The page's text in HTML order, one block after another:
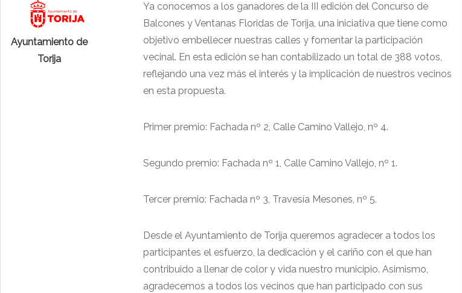
Ayuntamiento de
Torija
Ya conocemos a los ganadores de la III edición del Concurso de
Balcones y Ventanas Floridas de Torija, una iniciativa que tiene como
objetivo embellecer nuestras calles y fomentar la participación
vecinal. En esta edición se han contabilizado un total de 388 votos,
reflejando una vez más el interés y la implicación de nuestros vecinos
en esta propuesta.
Primer premio: Fachada nº 2, Calle Camino Vallejo, nº 4.
Segundo premio: Fachada nº 1, Calle Camino Vallejo, nº 1.
Tercer premio: Fachada nº 3, Travesía Mesones, nº 5.
Desde el Ayuntamiento de Torija queremos agradecer a todos los
participantes el esfuerzo, la dedicación y el cariño con el que han
contribuido a llenar de color y vida nuestro municipio. Asimismo,
agradecemos a todos los vecinos que han participado con sus